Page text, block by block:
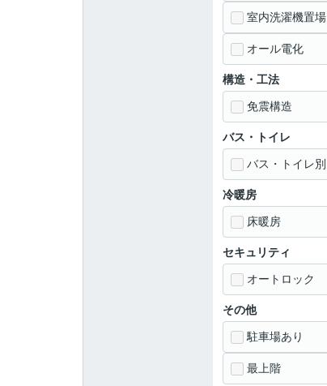
室内洗濯機置場
オール電化
構造・工法
免震構造
バス・トイレ
バス・トイレ別
冷暖房
床暖房
セキュリティ
オートロック
その他
駐車場あり
最上階